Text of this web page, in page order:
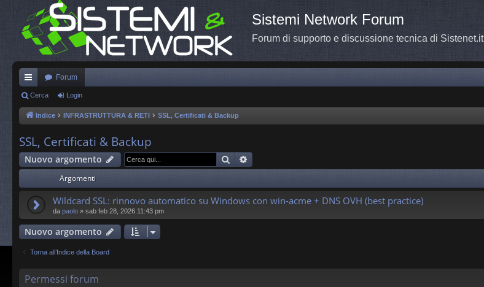
Sistemi Network Forum
Forum di supporto e discussione tecnica di Sistenet.it
oll
eg
m
en
ti
ap
Forum
Cerca Login
Indice INFRASTRUTTURA & RETI SSL, Certificati & Backup
SSL, Certificati & Backup
Nuovo argomento Cerca
Argomenti
Wildcard SSL: rinnovo automatico su Windows con win-acme + DNS OVH (best practice)
da paolo » sab feb 28, 2026 11:43 pm
Nuovo argomento
Torna all’Indice della Board
Permessi forum